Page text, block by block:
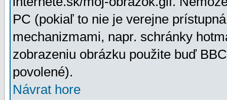
PC (pokiaľ to nie je verejne
mechanizmami, napr. schránky
zobrazeniu obrázku použite buď
povolené).
Návrat hore